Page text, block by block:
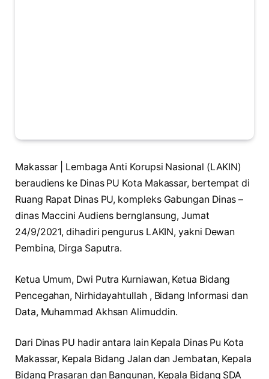
Makassar | Lembaga Anti Korupsi Nasional (LAKIN)
beraudiens ke Dinas PU Kota Makassar, bertempat di
Ruang Rapat Dinas PU, kompleks Gabungan Dinas –
dinas Maccini Audiens bernglansung, Jumat
24/9/2021, dihadiri pengurus LAKIN, yakni Dewan
Pembina, Dirga Saputra.
Ketua Umum, Dwi Putra Kurniawan, Ketua Bidang
Pencegahan, Nirhidayahtullah , Bidang Informasi dan
Data, Muhammad Akhsan Alimuddin.
Dari Dinas PU hadir antara lain Kepala Dinas Pu Kota
Makassar, Kepala Bidang Jalan dan Jembatan, Kepala
Bidang Prasaran dan Bangunan, Kepala Bidang SDA